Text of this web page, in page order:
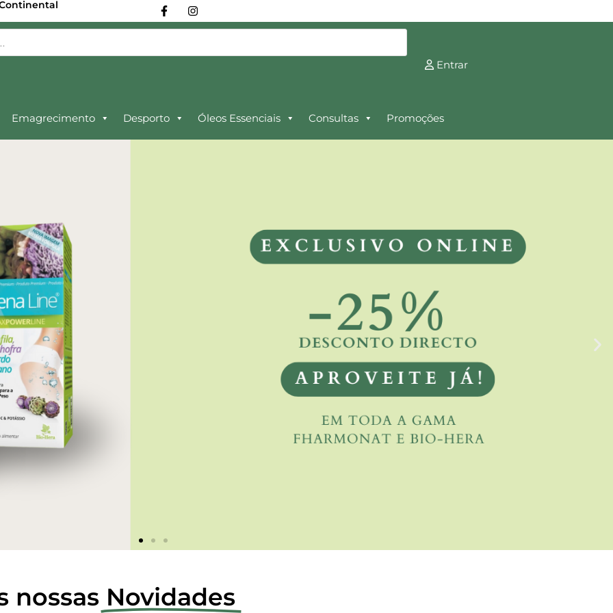
Entrar
Emagrecimento Desporto Óleos Essenciais Consultas Promoções
nossas Novidades